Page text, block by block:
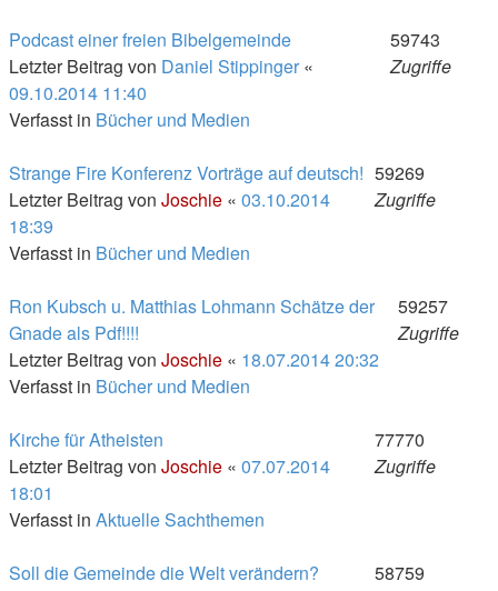
Podcast einer freien Bibelgemeinde
Letzter Beitrag von Daniel Stippinger «
09.10.2014 11:40
Verfasst in Bücher und Medien
59743
Zugriffe
Strange Fire Konferenz Vorträge auf deutsch!
Letzter Beitrag von Joschie « 03.10.2014
18:39
Verfasst in Bücher und Medien
59269
Zugriffe
Ron Kubsch u. Matthias Lohmann Schätze der
Gnade als Pdf!!!!
Letzter Beitrag von Joschie « 18.07.2014 20:32
Verfasst in Bücher und Medien
59257
Zugriffe
Kirche für Atheisten
Letzter Beitrag von Joschie « 07.07.2014
18:01
Verfasst in Aktuelle Sachthemen
77770
Zugriffe
Soll die Gemeinde die Welt verändern?
58759